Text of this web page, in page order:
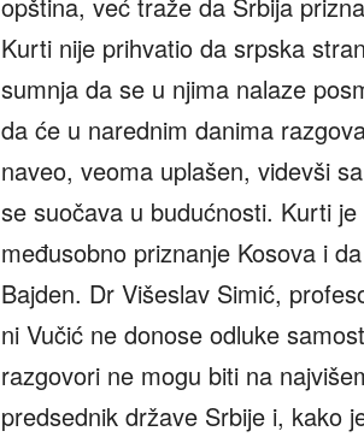
Kurti nije prihvatio da srpska
sumnja da se u njima nalaze
da će u narednim danima
naveo, veoma uplašen, videvši
se suočava u budućnosti. Kurti
međusobno priznanje Kosova i
Bajden. Dr Višeslav Simić,
ni Vučić ne donose odluke
razgovori ne mogu biti na
predsednik države Srbije i, kako